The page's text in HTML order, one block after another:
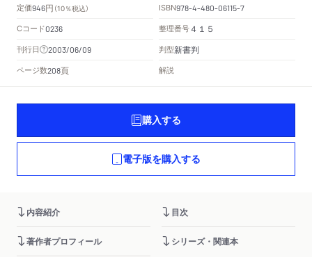
定価946円 （10％税込） ISBN978-4-480-06115-7
Cコード0236 整理番号４１５
刊行日 2003/06/09 判型新書判
ページ数208頁 解説
購入する
電子版を購入する
内容紹介 目次
著作者プロフィール シリーズ・関連本